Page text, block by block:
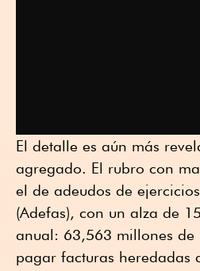
El detalle es aún más
agregado. El rubro con
el de adeudos de
(Adefas), con un alza de
anual: 63,563 millones de
pagar facturas heredadas